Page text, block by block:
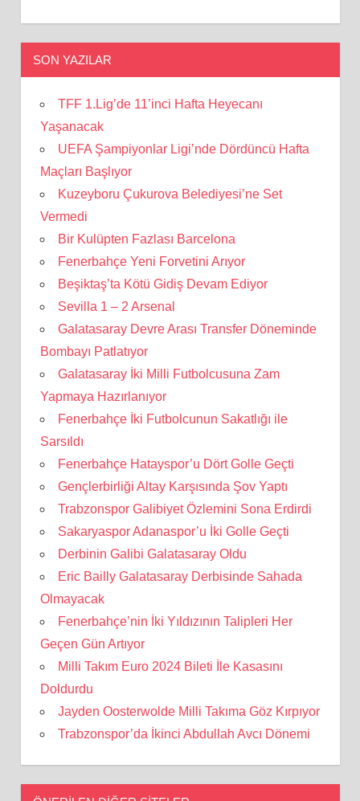
SON YAZILAR
TFF 1.Lig’de 11’inci Hafta Heyecanı
Yaşanacak
UEFA Şampiyonlar Ligi’nde Dördüncü Hafta
Maçları Başlıyor
Kuzeyboru Çukurova Belediyesi’ne Set
Vermedi
Bir Kulüpten Fazlası Barcelona
Fenerbahçe Yeni Forvetini Arıyor
Beşiktaş’ta Kötü Gidiş Devam Ediyor
Sevilla 1 – 2 Arsenal
Galatasaray Devre Arası Transfer Döneminde
Bombayı Patlatıyor
Galatasaray İki Milli Futbolcusuna Zam
Yapmaya Hazırlanıyor
Fenerbahçe İki Futbolcunun Sakatlığı ile
Sarsıldı
Fenerbahçe Hatayspor’u Dört Golle Geçti
Gençlerbirliği Altay Karşısında Şov Yaptı
Trabzonspor Galibiyet Özlemini Sona Erdirdi
Sakaryaspor Adanaspor’u İki Golle Geçti
Derbinin Galibi Galatasaray Oldu
Eric Bailly Galatasaray Derbisinde Sahada
Olmayacak
Fenerbahçe’nin İki Yıldızının Talipleri Her
Geçen Gün Artıyor
Milli Takım Euro 2024 Bileti İle Kasasını
Doldurdu
Jayden Oosterwolde Milli Takıma Göz Kırpıyor
Trabzonspor’da İkinci Abdullah Avcı Dönemi